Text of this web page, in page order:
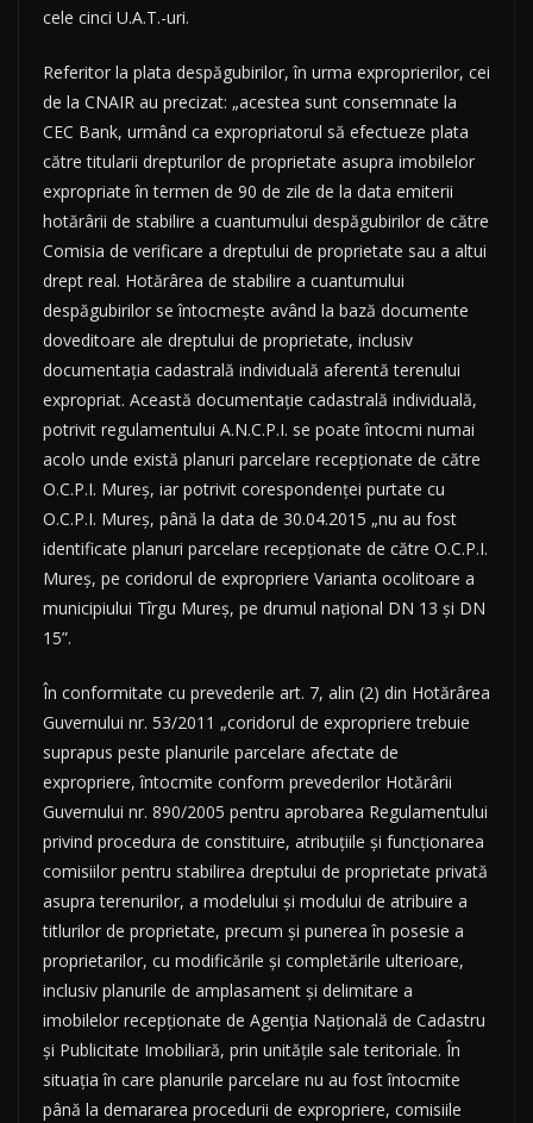
cele cinci U.A.T.-uri.
Referitor la plata despăgubirilor, în urma exproprierilor, cei
de la CNAIR au precizat: „acestea sunt consemnate la
CEC Bank, urmând ca expropriatorul să efectueze plata
către titularii drepturilor de proprietate asupra imobilelor
expropriate în termen de 90 de zile de la data emiterii
hotărârii de stabilire a cuantumului despăgubirilor de către
Comisia de verificare a dreptului de proprietate sau a altui
drept real. Hotărârea de stabilire a cuantumului
despăgubirilor se întocmeşte având la bază documente
doveditoare ale dreptului de proprietate, inclusiv
documentaţia cadastrală individuală aferentă terenului
expropriat. Această documentaţie cadastrală individuală,
potrivit regulamentului A.N.C.P.I. se poate întocmi numai
acolo unde există planuri parcelare recepţionate de către
O.C.P.I. Mureş, iar potrivit corespondenţei purtate cu
O.C.P.I. Mureş, până la data de 30.04.2015 „nu au fost
identificate planuri parcelare recepţionate de către O.C.P.I.
Mureş, pe coridorul de expropriere Varianta ocolitoare a
municipiului Tîrgu Mureş, pe drumul naţional DN 13 şi DN
15”.
În conformitate cu prevederile art. 7, alin (2) din Hotărârea
Guvernului nr. 53/2011 „coridorul de expropriere trebuie
suprapus peste planurile parcelare afectate de
expropriere, întocmite conform prevederilor Hotărârii
Guvernului nr. 890/2005 pentru aprobarea Regulamentului
privind procedura de constituire, atribuţiile şi funcţionarea
comisiilor pentru stabilirea dreptului de proprietate privată
asupra terenurilor, a modelului şi modului de atribuire a
titlurilor de proprietate, precum şi punerea în posesie a
proprietarilor, cu modificările şi completările ulterioare,
inclusiv planurile de amplasament şi delimitare a
imobilelor recepţionate de Agenţia Naţională de Cadastru
şi Publicitate Imobiliară, prin unităţile sale teritoriale. În
situaţia în care planurile parcelare nu au fost întocmite
până la demararea procedurii de expropriere, comisiile